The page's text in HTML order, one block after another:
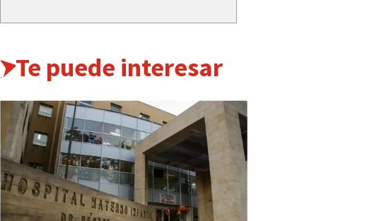
Te puede interesar